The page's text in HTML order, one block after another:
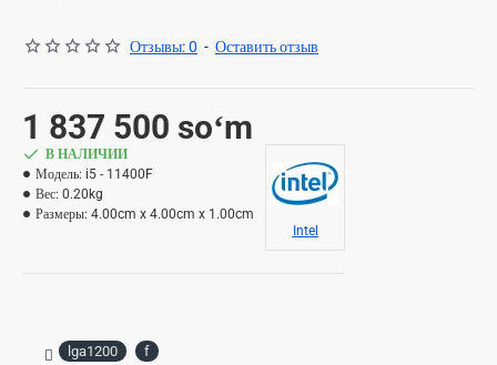
Отзывы: 0 - Оставить отзыв
1 837 500 soʻm
В НАЛИЧИИ
Модель: i5 - 11400F
Вес: 0.20kg
Размеры: 4.00cm x 4.00cm x 1.00cm
Intel
lga1200 f